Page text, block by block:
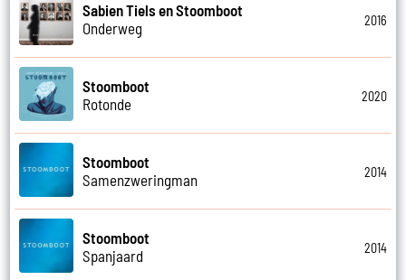
Sabien Tiels en Stoomboot
Onderweg
2016
Stoomboot
Rotonde
2020
Stoomboot
Samenzweringman
2014
Stoomboot
Spanjaard
2014